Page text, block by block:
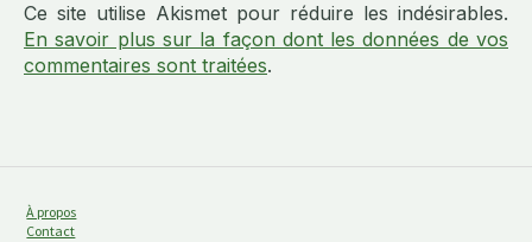
Ce site utilise Akismet pour réduire les indésirables.
En savoir plus sur la façon dont les données de vos
commentaires sont traitées.
À propos
Contact